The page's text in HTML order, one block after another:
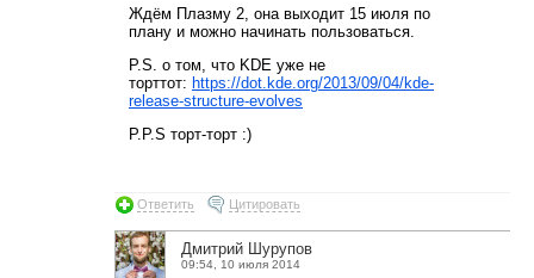
Ждём Плазму 2, она выходит 15 июля по
плану и можно начинать пользоваться.
P.S. о том, что KDE уже не
торттот: https://dot.kde.org/2013/09/04/kde-
release-structure-evolves
P.P.S торт-торт :)
Ответить Цитировать
Дмитрий Шурупов
09:54, 10 июля 2014